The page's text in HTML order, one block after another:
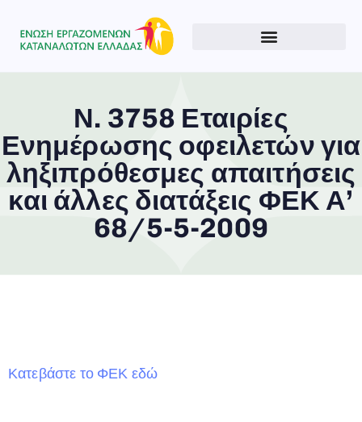
Ν. 3758 Εταιρίες
Ενημέρωσης οφειλετών για
ληξιπρόθεσμες απαιτήσεις
και άλλες διατάξεις ΦΕΚ Α’
68/5-5-2009
Κατεβάστε το ΦΕΚ εδώ
Type and hit enter